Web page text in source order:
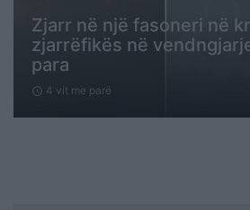
Zjarr në një fasoneri në
zjarrëfikës në
para
schedule 4 vit me parë